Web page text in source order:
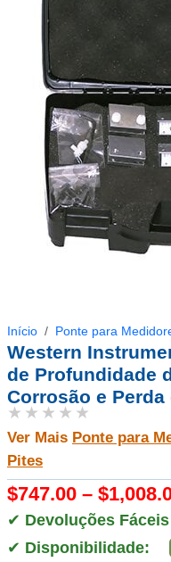
Início Ponte para
Western
de Profundidade
Corrosão e Perda
★★★★★
Ver Mais Ponte para
Pites
$747.00 –
✔ Devoluções
✔ Disponibilidade: